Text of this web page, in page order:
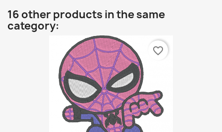
16 other products in the same
category:
favorite_border